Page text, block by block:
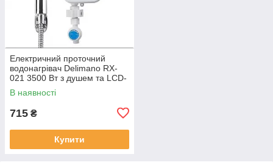
Електричний проточний
водонагрівач Delimano RX-
021 3500 Вт з душем та LCD-
дисплеєм
В наявності
715 ₴
Купити